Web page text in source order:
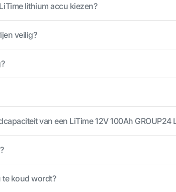
lithium accu kiezen?
veilig?
van een LiTime 12V 100Ah GROUP24
te koud wordt?